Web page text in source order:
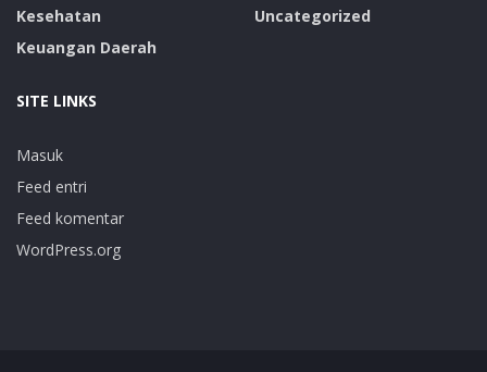
Kesehatan
Keuangan Daerah
Uncategorized
SITE LINKS
Masuk
Feed entri
Feed komentar
WordPress.org